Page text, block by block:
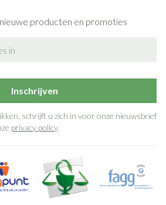
producten en promoties
Inschrijven
schrijft u zich in voor onze nieuwsbrief
privacy policy.